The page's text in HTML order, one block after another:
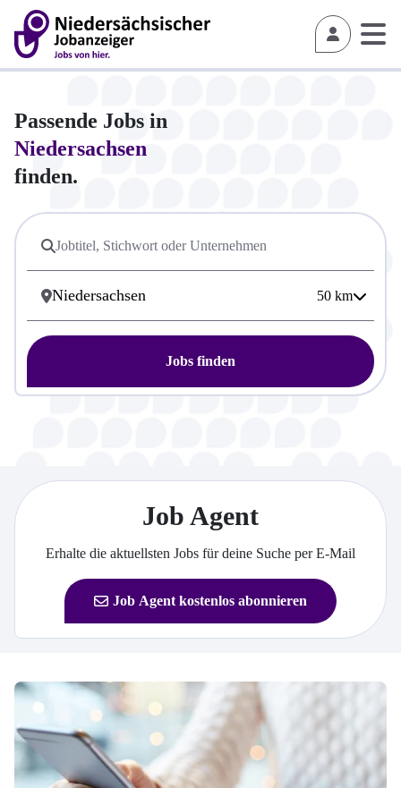
Passende Jobs in
Niedersachsen
finden.
50 km
Jobs finden
Job Agent
Erhalte die aktuellsten Jobs für deine Suche per E-Mail
Job Agent kostenlos abonnieren